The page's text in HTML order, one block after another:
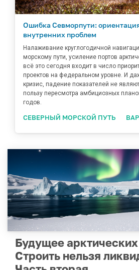
Ошибка Севморпути:
внутренних проблем
Налаживание круглогодичной
морскому пути, усиление портов
всё это сегодня входит в число
проектов на федеральном уровне. И
кризис, падение показателей не
пользу пересмотра амбициозных
годов.
СЕВЕРНЫЙ МОРСКОЙ ПУТЬ
Будущее
Строить нельзя